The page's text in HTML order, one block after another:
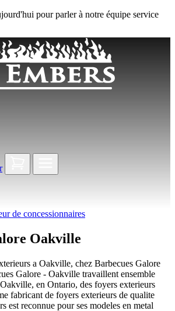
pour parler à notre équipe service
de concessionnaires
Oakville
a Oakville, chez Barbecues Galore
Galore - Oakville travaillent ensemble
en Ontario, des foyers exterieurs
fabricant de foyers exterieurs de qualite
est reconnue pour ses modeles en metal